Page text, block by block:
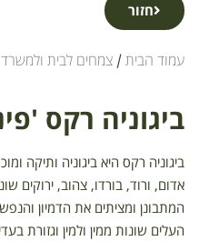
חזור
עמוד הבית / צמחים לבית ולמשרד
ביגוניה רקס
ביגוניה רקס היא ביגוניה ותיקה
אדום, ורוד, בורדו, צהוב, ירוקים
המתבונן ומציתים את הדמיון
העלים שונות ממין ולמין וגזורת